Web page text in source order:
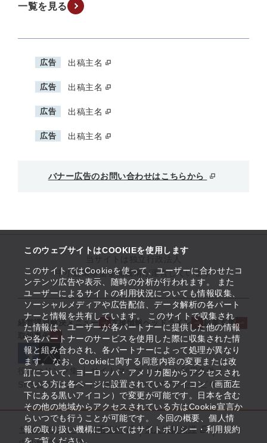
このウェブサイトはCOOKIEを使用します
このサイトではCookieを使って、ユーザーに合わせたコ
ンテンツ広告や表示、随時の分析が行われます。 また
ユーザーによるサイトの利用状況についても情報収集、
ソーシャルメディアや広告配信、データ解析の各パート
ナーと情報を共有しています。 このサイトで収集され
た情報は、ユーザーが各パートナーに提供した他の情報
や各パートナーのサービスを使用した際に収集された情
報と組み合わされ、各パートナーによって処理が異なり
ます。 なお、Cookieに関する同意内容の変更または改
訂について、ヨーロッパ・アメリカ圏からアクセスされ
ている方は各ページに設置されているアイコン（画面左
下にある黒いアイコン）で変更が可能です。日本を含む
その他の地域からアクセスされている方はCookie宣言か
らいつでも行うことが可能です。 今回の概要、個人情
報の取り扱い機構についてはサイトポリシー・利用規約
をご覧ください。
一覧を見る
広告 出稿主名
広告 出稿主名
広告 出稿主名
広告 出稿主名
バナー広告のお問い合わせはこちらから
中小企業基盤整備機構が運営しています
経営課題解決メニュー 支援情報ヘッドライン
起業支援
取組事例
役立つリンク集 サイトマップ
サイト利用条件
SNS公式アカウント一覧
ウェブアクセシビリティ
サイトポリシー・利用規約
個人情報保護